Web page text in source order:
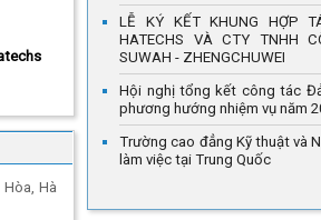
Hà
LỄ KÝ KẾT KHUNG HỢP
HATECHS VÀ CTY TNHH
SUWAH - ZHENGCHUWEI
Hội nghị tổng kết công tác
phương hướng nhiệm vụ năm
Trường cao đẳng Kỹ thuật và
làm việc tại Trung Quốc